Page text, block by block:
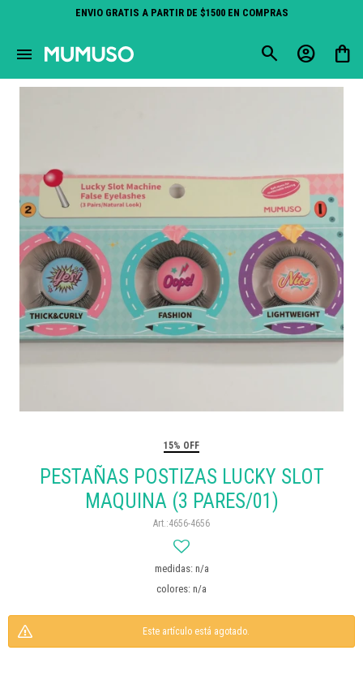
ENVIO GRATIS A PARTIR DE $1500 EN COMPRAS
menu
15% OFF
PESTAÑAS POSTIZAS LUCKY SLOT
MAQUINA (3 PARES/01)
4656-4656
medidas: n/a
colores: n/a
Este artículo está agotado.
close